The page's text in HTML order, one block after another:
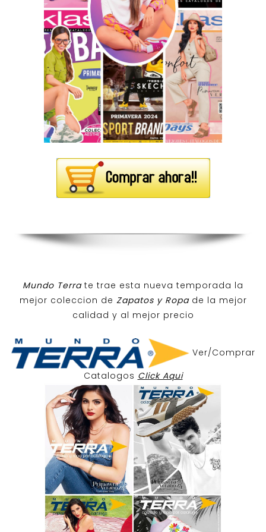
Mundo Terra te trae esta nueva temporada la
mejor coleccion de Zapatos y Ropa de la mejor
calidad y al mejor precio
Ver/Comprar
Catalogos Click Aqui